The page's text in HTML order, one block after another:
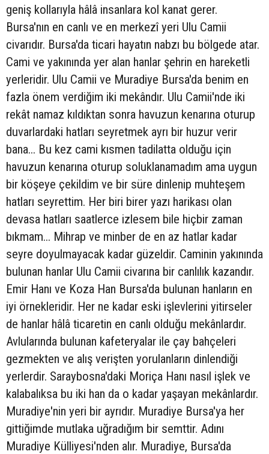
geniş kollarıyla hâlâ insanlara kol kanat gerer.
Bursa'nın en canlı ve en merkezî yeri Ulu Camii
civarıdır. Bursa'da ticari hayatın nabzı bu bölgede atar.
Cami ve yakınında yer alan hanlar şehrin en hareketli
yerleridir. Ulu Camii ve Muradiye Bursa'da benim en
fazla önem verdiğim iki mekândır. Ulu Camii'nde iki
rekât namaz kıldıktan sonra havuzun kenarına oturup
duvarlardaki hatları seyretmek ayrı bir huzur verir
bana... Bu kez cami kısmen tadilatta olduğu için
havuzun kenarına oturup soluklanamadım ama uygun
bir köşeye çekildim ve bir süre dinlenip muhteşem
hatları seyrettim. Her biri birer yazı harikası olan
devasa hatları saatlerce izlesem bile hiçbir zaman
bıkmam... Mihrap ve minber de en az hatlar kadar
seyre doyulmayacak kadar güzeldir. Caminin yakınında
bulunan hanlar Ulu Camii civarına bir canlılık kazandır.
Emir Hanı ve Koza Han Bursa'da bulunan hanların en
iyi örnekleridir. Her ne kadar eski işlevlerini yitirseler
de hanlar hâlâ ticaretin en canlı olduğu mekânlardır.
Avlularında bulunan kafeteryalar ile çay bahçeleri
gezmekten ve alış verişten yorulanların dinlendiği
yerlerdir. Saraybosna'daki Moriça Hanı nasıl işlek ve
kalabalıksa bu iki han da o kadar yaşayan mekânlardır.
Muradiye'nin yeri bir ayrıdır. Muradiye Bursa'ya her
gittiğimde mutlaka uğradığım bir semttir. Adını
Muradiye Külliyesi'nden alır. Muradiye, Bursa'da